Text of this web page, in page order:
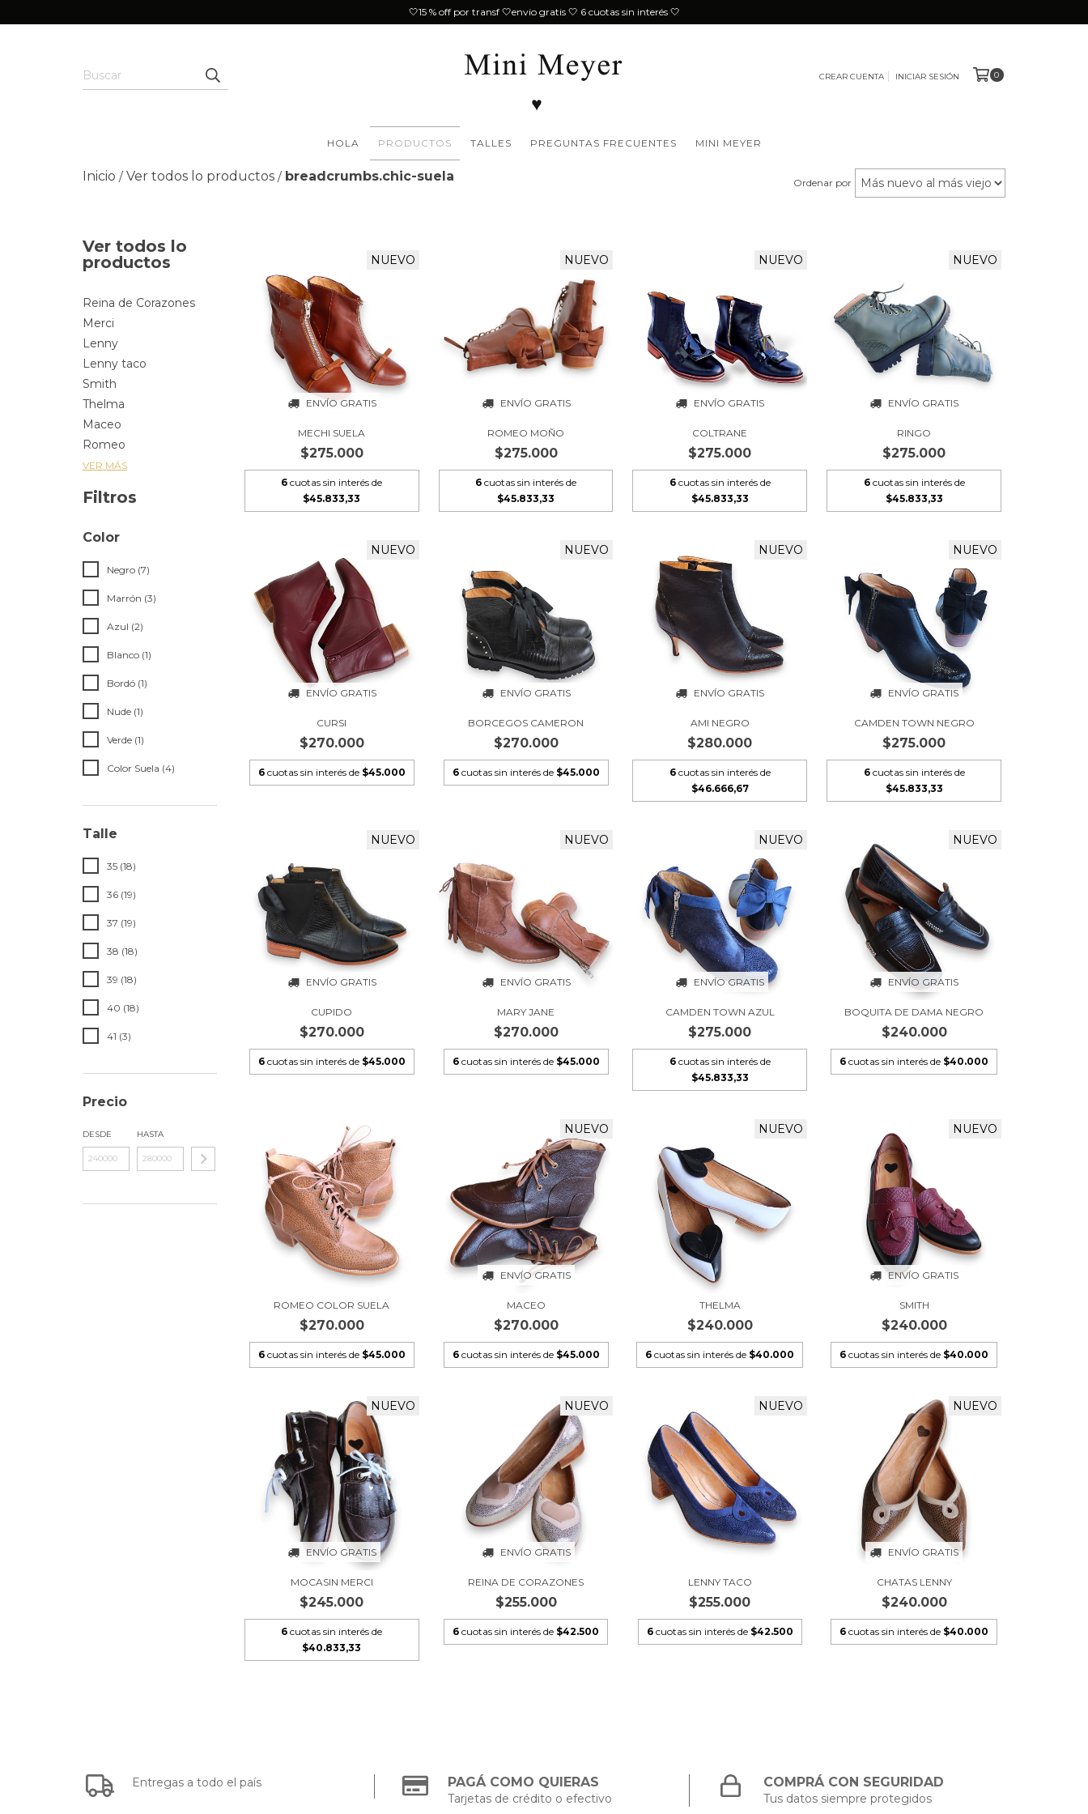
🤍15 % off por transf 🤍envio gratis 🤍 6 cuotas sin interés 🤍
CREAR CUENTA INICIAR SESIÓN 0
HOLA PRODUCTOS TALLES PREGUNTAS FRECUENTES MINI MEYER
Inicio / Ver todos lo productos / breadcrumbs.chic-suela Ordenar por
Ver todos lo
productos
Reina de Corazones
Merci
Lenny
Lenny taco
Smith
Thelma
Maceo
Romeo
VER MÁS
Filtros
Color
Negro (7)
Marrón (3)
Azul (2)
Blanco (1)
Bordó (1)
Nude (1)
Verde (1)
Color Suela (4)
Talle
35 (18)
36 (19)
37 (19)
38 (18)
39 (18)
40 (18)
41 (3)
Precio
DESDE HASTA
ENVÍO GRATIS
NUEVO
MECHI SUELA
$275.000
6 cuotas sin interés de
$45.833,33
ENVÍO GRATIS
NUEVO
ROMEO MOÑO
$275.000
6 cuotas sin interés de
$45.833,33
ENVÍO GRATIS
NUEVO
COLTRANE
$275.000
6 cuotas sin interés de
$45.833,33
ENVÍO GRATIS
NUEVO
RINGO
$275.000
6 cuotas sin interés de
$45.833,33
ENVÍO GRATIS
NUEVO
CURSI
$270.000
6 cuotas sin interés de $45.000
ENVÍO GRATIS
NUEVO
BORCEGOS CAMERON
$270.000
6 cuotas sin interés de $45.000
ENVÍO GRATIS
NUEVO
AMI NEGRO
$280.000
6 cuotas sin interés de
$46.666,67
ENVÍO GRATIS
NUEVO
CAMDEN TOWN NEGRO
$275.000
6 cuotas sin interés de
$45.833,33
ENVÍO GRATIS
NUEVO
CUPIDO
$270.000
6 cuotas sin interés de $45.000
ENVÍO GRATIS
NUEVO
MARY JANE
$270.000
6 cuotas sin interés de $45.000
ENVÍO GRATIS
NUEVO
CAMDEN TOWN AZUL
$275.000
6 cuotas sin interés de
$45.833,33
ENVÍO GRATIS
NUEVO
BOQUITA DE DAMA NEGRO
$240.000
6 cuotas sin interés de $40.000
ROMEO COLOR SUELA
$270.000
6 cuotas sin interés de $45.000
ENVÍO GRATIS
NUEVO
MACEO
$270.000
6 cuotas sin interés de $45.000
NUEVO
THELMA
$240.000
6 cuotas sin interés de $40.000
ENVÍO GRATIS
NUEVO
SMITH
$240.000
6 cuotas sin interés de $40.000
ENVÍO GRATIS
NUEVO
MOCASIN MERCI
$245.000
6 cuotas sin interés de
$40.833,33
ENVÍO GRATIS
NUEVO
REINA DE CORAZONES
$255.000
6 cuotas sin interés de $42.500
NUEVO
LENNY TACO
$255.000
6 cuotas sin interés de $42.500
ENVÍO GRATIS
NUEVO
CHATAS LENNY
$240.000
6 cuotas sin interés de $40.000
Entregas a todo el país PAGÁ COMO QUIERAS
Tarjetas de crédito o efectivo
COMPRÁ CON SEGURIDAD
Tus datos siempre protegidos